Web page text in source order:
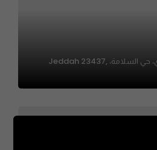
عبدالرحمن بن أحمد السديري، حي السلامة، Jeddah 23437,